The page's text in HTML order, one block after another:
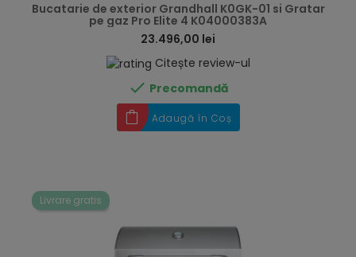
Bucatarie de exterior Grandhall K0GK-01 si Gratar
pe gaz Pro Elite 4 K04000383A
23.496,00 lei
Citește review-ul
 Precomandă
Adaugă în Coș
Livrare gratis